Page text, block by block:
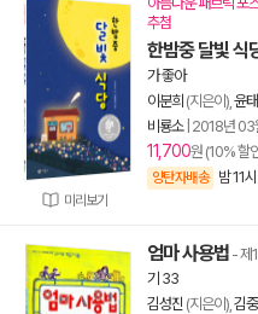
미리보기
추첨
한밤중 달빛 식
가 좋아
이분희 (지은이), 윤
비룡소| 2018년 03
11,700원 (10% 할
양탄자배송 밤 11시
엄마 사용법 - 제
기 33
김성진 (지은이), 김